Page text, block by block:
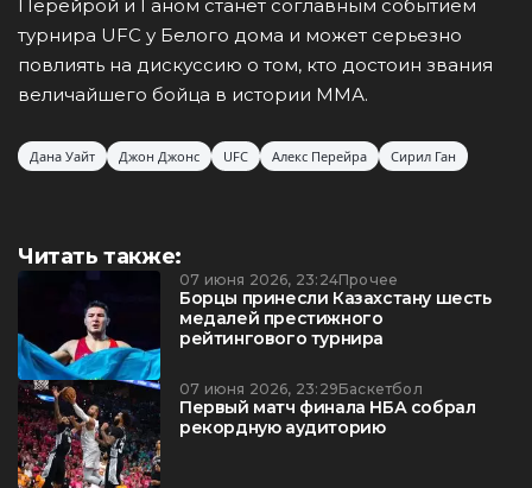
Перейрой и Ганом станет соглавным событием
турнира UFC у Белого дома и может серьезно
повлиять на дискуссию о том, кто достоин звания
величайшего бойца в истории ММА.
Дана Уайт Джон Джонс UFC Алекс Перейра Сирил Ган
Читать также:
07 июня 2026, 23:24Прочее
Борцы принесли Казахстану шесть
медалей престижного
рейтингового турнира
07 июня 2026, 23:29Баскетбол
Первый матч финала НБА собрал
рекордную аудиторию